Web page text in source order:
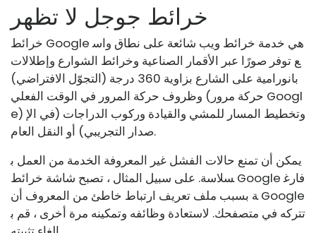
خرائط جوجل لا تظهر
خرائط Google هي خدمة خرائط ويب شائعة على نطاق واس
ع توفر صورًا عبر الأقمار الصناعية وخرائط الشوارع وإطلالات
بانورامية على الشارع بزاوية 360 درجة (التجوّل الافتراضي)
وظروف حركة المرور في الوقت الفعلي (حركة مرور Googl
e) وتخطيط المسار للمشي والقيادة وركوب الدراجات (في الإ
صدار التجريبي) أو النقل العام.
يمكن أن تمنع حالات الفشل غير المعروفة الخدمة من العمل ب
سلاسة. على سبيل المثال ، تصبح شاشة خرائط Google فارغ
ة بسبب ملف تعريف ارتباط خاطئ من المعروف أن Google
تتركه في متصفحك. لاستعادة وظائفه وتمكينه مرة أخرى ، قم ب